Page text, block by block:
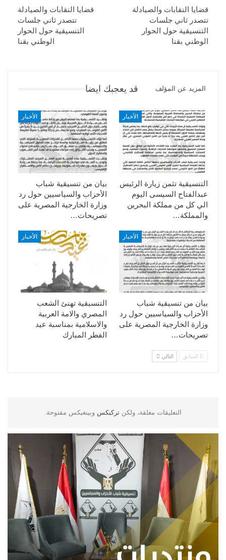
قضايا النقابات والصيادلة
تتصدر ثاني جلسات
التنسيقية حول الحوار
الوطني بقنا
قضايا النقابات والصيادلة
تتصدر ثاني جلسات
التنسيقية حول الحوار
الوطني بقنا
قد يعجبك ايضا المزيد عن المؤلف
الأخبار
بيان من تنسيقية شباب
الأحزاب والسياسيين حول رد
وزارة الخارجية المصرية على
تصريحات…
الأخبار
التنسيقية تثمن زيارة الرئيس
عبدالفتاح السيسى اليوم
الي كل من مملكة البحرين
والمملكة…
الأخبار
التنسيقية تهنئ الشعب
المصري والامة العربية
والاسلامية بمناسبة عيد
الفطر المبارك
الأخبار
بيان من تنسيقية شباب
الأحزاب والسياسيين حول رد
وزارة الخارجية المصرية على
تصريحات…
السابق التالي
التعليقات مغلقة، ولكن تركبكس وبينغبكس مفتوحة.